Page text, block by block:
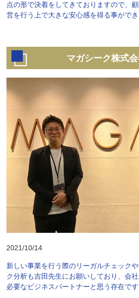
点の形で決着をしてきておりますので、
営を行う上で大きな安心感を得る事ができ
マガシーク株式
2021/10/14
新しい事業を行う際のリーガルチェック
ク分析も吉田先生にお願いしており、会
必要なビジネスパートナーと思う存在です